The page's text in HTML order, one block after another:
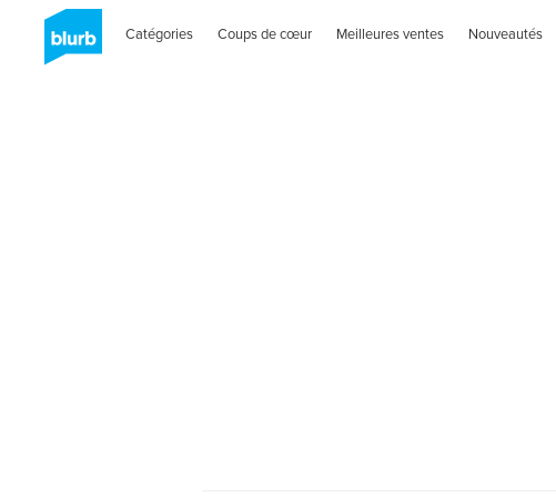
Catégories Coups de cœur Meilleures ventes Nouveautés